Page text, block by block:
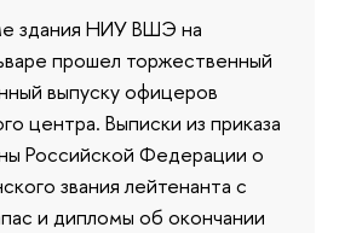
здания НИУ ВШЭ на
прошел торжественный
выпуску офицеров
центра. Выписки из приказа
Российской Федерации о
звания лейтенанта с
и дипломы об окончании